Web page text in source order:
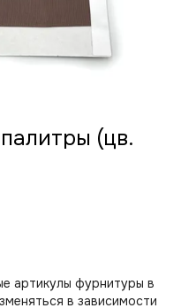
(цв.
артикулы фурнитуры в
в зависимости